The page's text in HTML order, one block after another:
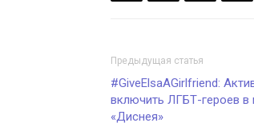
Предыдущая статья
#GiveElsaAGirlfriend:
включить ЛГБТ-героев в
«Диснея»